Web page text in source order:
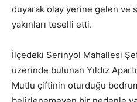
duyarak olay yerine gelen ve
yakınları teselli etti.
İlçedeki Serinyol Mahallesi
üzerinde bulunan Yıldız
Mutlu çiftinin oturduğu